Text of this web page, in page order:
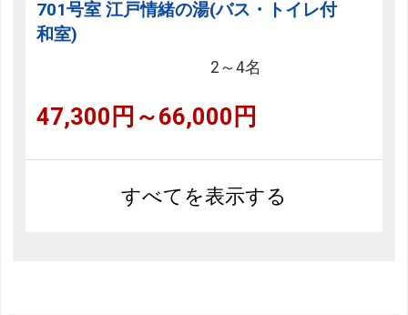
701号室 江戸情緒の湯(バス・トイレ付
和室)
2～4名
47,300円～66,000円
すべてを表示する